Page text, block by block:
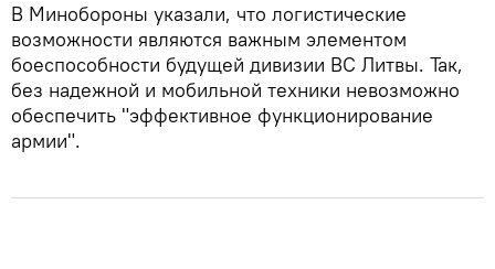
В Минобороны указали, что логистические
возможности являются важным элементом
боеспособности будущей дивизии ВС Литвы. Так,
без надежной и мобильной техники невозможно
обеспечить "эффективное функционирование
армии".